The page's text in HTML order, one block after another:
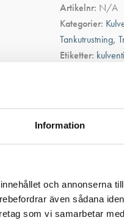
Information
och annonserna
även sådana
som vi samarbetar
mängd
Artikelnr: N/A
Kategorier:
Tankutrustning,
Etiketter: